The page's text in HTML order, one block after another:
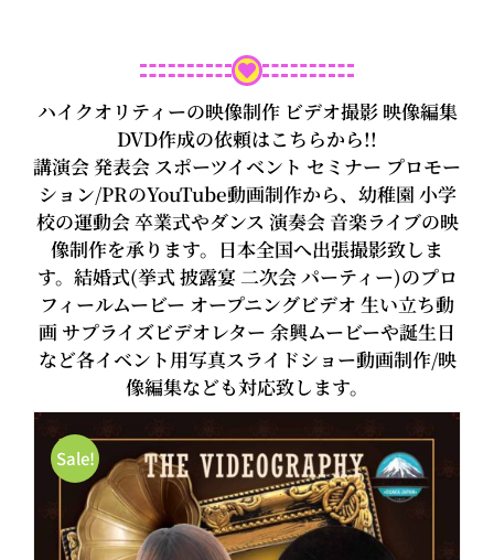
ハイクオリティーの映像制作 ビデオ撮影 映像編集
DVD作成の依頼はこちらから!!
講演会 発表会 スポーツイベント セミナー プロモー
ション/PRのYouTube動画制作から、幼稚園 小学
校の運動会 卒業式やダンス 演奏会 音楽ライブの映
像制作を承ります。日本全国へ出張撮影致しま
す。結婚式(挙式 披露宴 二次会 パーティー)のプロ
フィールムービー オープニングビデオ 生い立ち動
画 サプライズビデオレター 余興ムービーや誕生日
など各イベント用写真スライドショー動画制作/映
像編集なども対応致します。
Sale!